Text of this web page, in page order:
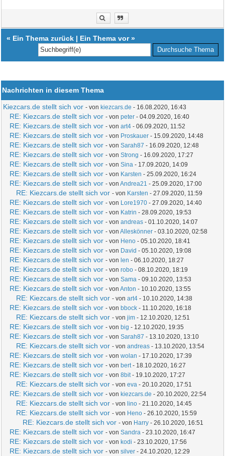
« Ein Thema zurück | Ein Thema vor»
Nachrichten in diesem Thema
Kiezcars.de stellt sich vor - von kiezcars.de - 16.08.2020, 16:43
RE: Kiezcars.de stellt sich vor - vonpeter - 04.09.2020, 16:40
RE: Kiezcars.de stellt sich vor - vonart4 - 06.09.2020, 11:52
RE: Kiezcars.de stellt sich vor - von Proskauer - 15.09.2020, 14:48
RE: Kiezcars.de stellt sich vor - vonSarah87 - 16.09.2020, 12:48
RE: Kiezcars.de stellt sich vor - vonStrong - 16.09.2020, 17:27
RE: Kiezcars.de stellt sich vor - vonSina - 17.09.2020, 14:09
RE: Kiezcars.de stellt sich vor - von Karsten - 25.09.2020, 16:24
RE: Kiezcars.de stellt sich vor - vonAndrea21 - 25.09.2020, 17:00
RE: Kiezcars.de stellt sich vor - von Karsten - 27.09.2020, 11:59
RE: Kiezcars.de stellt sich vor - von Lore1970 - 27.09.2020, 14:40
RE: Kiezcars.de stellt sich vor - von Katrin - 28.09.2020, 19:53
RE: Kiezcars.de stellt sich vor - vonandreas - 01.10.2020, 14:07
RE: Kiezcars.de stellt sich vor - vonAlleskönner - 03.10.2020, 02:58
RE: Kiezcars.de stellt sich vor - von Heno - 05.10.2020, 18:41
RE: Kiezcars.de stellt sich vor - von David - 05.10.2020, 19:08
RE: Kiezcars.de stellt sich vor - von len - 06.10.2020, 18:27
RE: Kiezcars.de stellt sich vor - vonrobo - 08.10.2020, 18:19
RE: Kiezcars.de stellt sich vor - vonSama - 09.10.2020, 13:53
RE: Kiezcars.de stellt sich vor - vonAnton - 10.10.2020, 13:55
RE: Kiezcars.de stellt sich vor - vonart4 - 10.10.2020, 14:38
RE: Kiezcars.de stellt sich vor - von bbock - 11.10.2020, 16:18
RE: Kiezcars.de stellt sich vor - vonjim - 12.10.2020, 12:51
RE: Kiezcars.de stellt sich vor - von big - 12.10.2020, 19:35
RE: Kiezcars.de stellt sich vor - vonSarah87 - 13.10.2020, 13:10
RE: Kiezcars.de stellt sich vor - vonandreas - 13.10.2020, 13:54
RE: Kiezcars.de stellt sich vor - vonwolan - 17.10.2020, 17:39
RE: Kiezcars.de stellt sich vor - von bert- 18.10.2020, 16:27
RE: Kiezcars.de stellt sich vor - von8bit- 19.10.2020, 17:27
RE: Kiezcars.de stellt sich vor - voneva - 20.10.2020, 17:51
RE: Kiezcars.de stellt sich vor - von kiezcars.de - 20.10.2020, 22:54
RE: Kiezcars.de stellt sich vor - von lino - 21.10.2020, 14:45
RE: Kiezcars.de stellt sich vor - von Heno - 26.10.2020, 15:59
RE: Kiezcars.de stellt sich vor - von Harry - 26.10.2020, 16:51
RE: Kiezcars.de stellt sich vor - vonSandra - 23.10.2020, 16:47
RE: Kiezcars.de stellt sich vor - von kodi - 23.10.2020, 17:56
RE: Kiezcars.de stellt sich vor - vonsilver - 24.10.2020, 12:29